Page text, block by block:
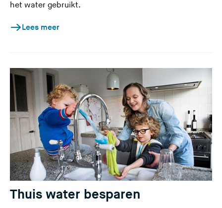
het water gebruikt.
Lees meer
Thuis water besparen